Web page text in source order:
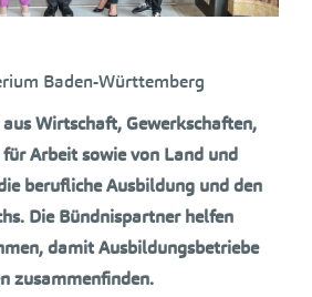
Baden-Württemberg
Wirtschaft, Gewerkschaften,
Arbeit sowie von Land und
berufliche Ausbildung und den
Die Bündnispartner helfen
damit Ausbildungsbetriebe
zusammenfinden.